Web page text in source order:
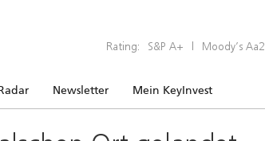
Rating: S&P A+ | Moody’s Aa2
Newsletter Mein KeyInvest